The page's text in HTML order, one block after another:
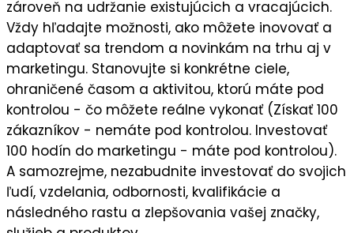
zároveň na udržanie existujúcich a vracajúcich.
Vždy hľadajte možnosti, ako môžete inovovať a
adaptovať sa trendom a novinkám na trhu aj v
marketingu. Stanovujte si konkrétne ciele,
ohraničené časom a aktivitou, ktorú máte pod
kontrolou - čo môžete reálne vykonať (Získať 100
zákazníkov - nemáte pod kontrolou. Investovať
100 hodín do marketingu - máte pod kontrolou).
A samozrejme, nezabudnite investovať do svojich
ľudí, vzdelania, odbornosti, kvalifikácie a
následného rastu a zlepšovania vašej značky,